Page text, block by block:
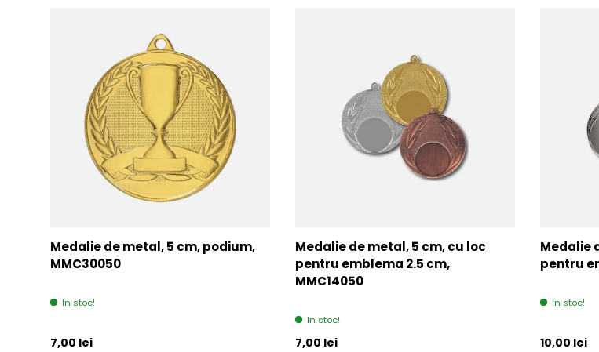
Medalie de metal, 5 cm, podium,
MMC30050
In stoc!
Pret initial
7,00 lei
Medalie de metal, 5 cm, cu loc
pentru emblema 2.5 cm,
MMC14050
In stoc!
Pret initial
7,00 lei
Medalie
pentru
In stoc!
Pret initial
10,00 lei